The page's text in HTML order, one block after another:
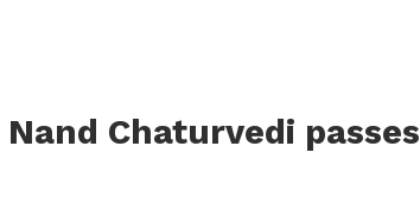
Chaturvedi passes